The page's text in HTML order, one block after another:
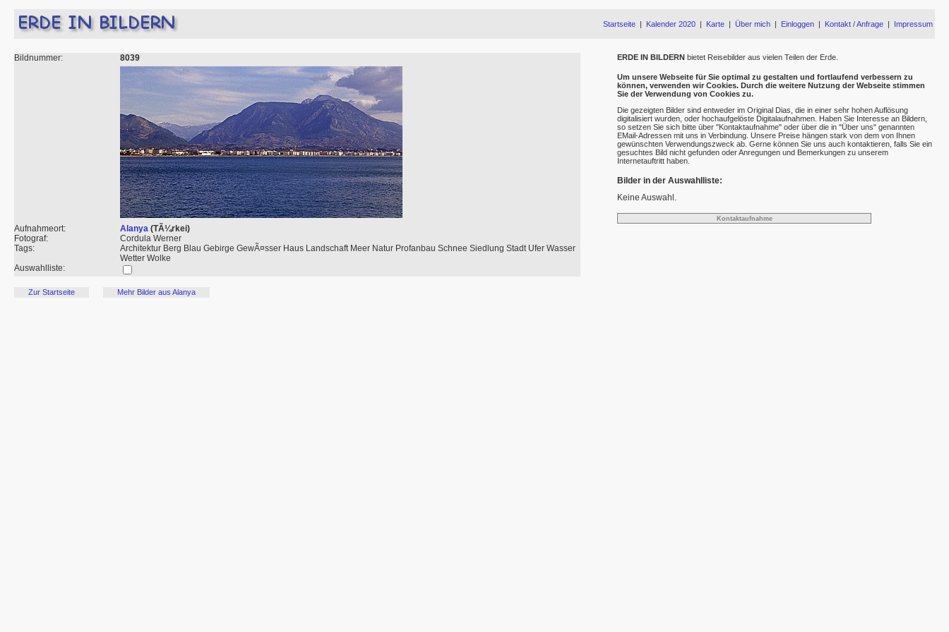
Startseite Kalender 2020 Karte Über mich Einloggen Kontakt / Anfrage Impressum
Bildnummer: 8039
Aufnahmeort: Alanya (TÃ¼rkei)
Fotograf:
Cordula Werner
Tags:
Architektur Berg Blau Gebirge GewÃ¤sser Haus Landschaft Meer Natur Profanbau Schnee Siedlung Stadt Ufer Wasser
Wetter Wolke
Auswahlliste:
Zur Startseite Mehr Bilder aus Alanya
ERDE IN BILDERN bietet Reisebilder aus vielen Teilen der Erde.
Um unsere Webseite für Sie optimal zu gestalten und fortlaufend verbessern zu
können, verwenden wir Cookies. Durch die weitere Nutzung der Webseite stimmen
Sie der Verwendung von Cookies zu.
Die gezeigten Bilder sind entweder im Original Dias, die in einer sehr hohen Auflösung
digitalisiert wurden, oder hochaufgelöste Digitalaufnahmen. Haben Sie Interesse an Bildern,
so setzen Sie sich bitte über "Kontaktaufnahme" oder über die in "Über uns" genannten
EMail-Adressen mit uns in Verbindung. Unsere Preise hängen stark von dem von Ihnen
gewünschten Verwendungszweck ab. Gerne können Sie uns auch kontaktieren, falls Sie ein
gesuchtes Bild nicht gefunden oder Anregungen und Bemerkungen zu unserem
Internetauftritt haben.
Bilder in der Auswahlliste:
Keine Auswahl.
Kontaktaufnahme